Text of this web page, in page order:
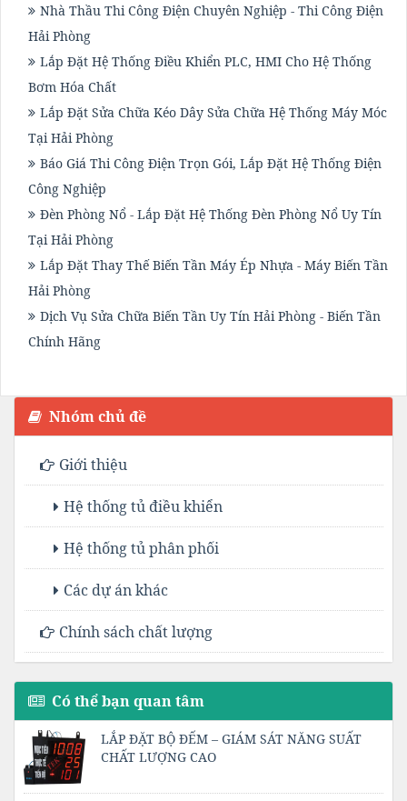
Nhà Thầu Thi Công Điện Chuyên Nghiệp - Thi Công Điện
Hải Phòng
Lắp Đặt Hệ Thống Điều Khiển PLC, HMI Cho Hệ Thống
Bơm Hóa Chất
Lắp Đặt Sửa Chữa Kéo Dây Sửa Chữa Hệ Thống Máy Móc
Tại Hải Phòng
Báo Giá Thi Công Điện Trọn Gói, Lắp Đặt Hệ Thống Điện
Công Nghiệp
Đèn Phòng Nổ - Lắp Đặt Hệ Thống Đèn Phòng Nổ Uy Tín
Tại Hải Phòng
Lắp Đặt Thay Thế Biến Tần Máy Ép Nhựa - Máy Biến Tần
Hải Phòng
Dịch Vụ Sửa Chữa Biến Tần Uy Tín Hải Phòng - Biến Tần
Chính Hãng
Nhóm chủ đề
Giới thiệu
Hệ thống tủ điều khiển
Hệ thống tủ phân phối
Các dự án khác
Chính sách chất lượng
Có thể bạn quan tâm
LẮP ĐẶT BỘ ĐẾM – GIÁM SÁT NĂNG SUẤT
CHẤT LƯỢNG CAO